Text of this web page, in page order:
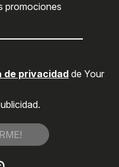
promociones
de privacidadde Your